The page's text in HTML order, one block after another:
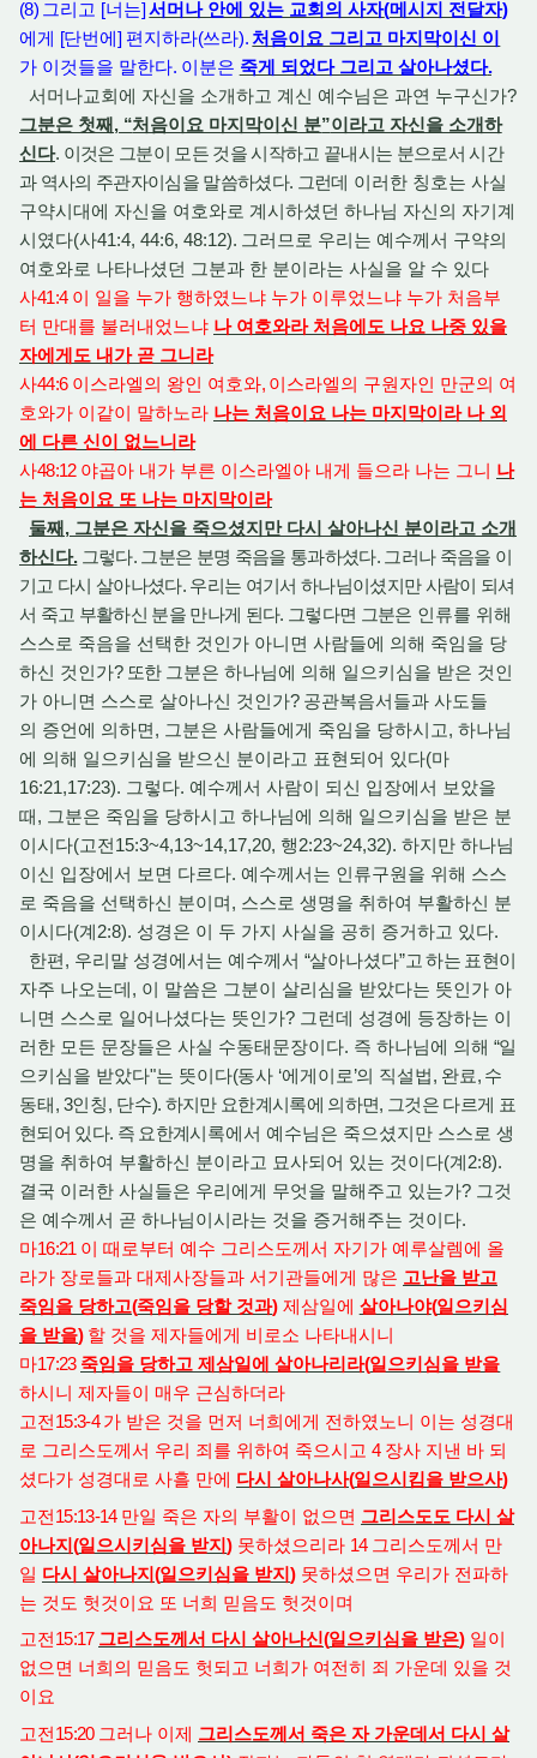
(8) 그리고 [너는]서머나 안에 있는 교회의 사자(메시지 전달자)
에게 [단번에] 편지하라(쓰라). 처음이요 그리고 마지막이신 이
가 이것들을 말한다. 이분은 죽게 되었다 그리고 살아나셨다.
서머나교회에 자신을 소개하고 계신 예수님은 과연 누구신가?
그분은 첫째, “처음이요 마지막이신 분”이라고 자신을 소개하
신다. 이것은 그분이 모든 것을 시작하고 끝내시는 분으로서 시간
과 역사의 주관자이심을 말씀하셨다. 그런데 이러한 칭호는 사실
구약시대에 자신을 여호와로 계시하셨던 하나님 자신의 자기계
시였다(사41:4, 44:6, 48:12). 그러므로 우리는 예수께서 구약의
여호와로 나타나셨던 그분과 한 분이라는 사실을 알 수 있다
사41:4 이 일을 누가 행하였느냐 누가 이루었느냐 누가 처음부
터 만대를 불러내었느냐 나 여호와라 처음에도 나요 나중 있을
자에게도 내가 곧 그니라
사44:6 이스라엘의 왕인 여호와, 이스라엘의 구원자인 만군의 여
호와가 이같이 말하노라 나는 처음이요 나는 마지막이라 나 외
에 다른 신이 없느니라
사48:12 야곱아 내가 부른 이스라엘아 내게 들으라 나는 그니 나
는 처음이요 또 나는 마지막이라
둘째, 그분은 자신을 죽으셨지만 다시 살아나신 분이라고 소개
하신다.그렇다. 그분은 분명 죽음을 통과하셨다. 그러나 죽음을 이
기고 다시 살아나셨다. 우리는 여기서 하나님이셨지만 사람이 되셔
서 죽고 부활하신 분을 만나게 된다. 그렇다면 그분은 인류를 위해
스스로 죽음을 선택한 것인가 아니면 사람들에 의해 죽임을 당
하신 것인가? 또한그분은 하나님에 의해 일으키심을 받은 것인
가 아니면 스스로 살아나신 것인가? 공관복음서들과 사도들
의 증언에 의하면, 그분은 사람들에게 죽임을 당하시고, 하나님
에 의해 일으키심을 받으신 분이라고 표현되어 있다(마
16:21,17:23). 그렇다. 예수께서 사람이 되신 입장에서 보았을
때, 그분은 죽임을 당하시고 하나님에 의해 일으키심을 받은 분
이시다(고전15:3~4,13~14,17,20, 행2:23~24,32). 하지만 하나님
이신 입장에서 보면 다르다. 예수께서는 인류구원을 위해 스스
로 죽음을 선택하신 분이며, 스스로 생명을 취하여 부활하신 분
이시다(계2:8). 성경은 이 두 가지 사실을 공히 증거하고 있다.
한편, 우리말 성경에서는 예수께서 “살아나셨다”고 하는 표현이
자주 나오는데, 이 말씀은 그분이 살리심을 받았다는 뜻인가 아
니면 스스로 일어나셨다는 뜻인가? 그런데 성경에 등장하는 이
러한 모든 문장들은 사실 수동태문장이다. 즉 하나님에 의해 “일
으키심을 받았다"는 뜻이다(동사 ‘에게이로’의 직설법, 완료, 수
동태, 3인칭, 단수). 하지만 요한계시록에 의하면, 그것은 다르게 표
현되어 있다. 즉 요한계시록에서 예수님은 죽으셨지만 스스로 생
명을 취하여 부활하신 분이라고 묘사되어 있는 것이다(계2:8).
결국 이러한 사실들은 우리에게 무엇을 말해주고 있는가? 그것
은 예수께서 곧 하나님이시라는 것을 증거해주는 것이다.
마16:21 이 때로부터 예수 그리스도께서 자기가 예루살렘에 올
라가 장로들과 대제사장들과 서기관들에게 많은 고난을 받고
죽임을 당하고(죽임을 당할 것과) 제삼일에 살아나야(일으키심
을 받을) 할 것을 제자들에게 비로소 나타내시니
마17:23 죽임을 당하고 제삼일에 살아나리라(일으키심을 받을
하시니 제자들이 매우 근심하더라
고전15:3-4가 받은 것을 먼저 너희에게 전하였노니 이는 성경대
로 그리스도께서 우리 죄를 위하여 죽으시고 4 장사 지낸 바 되
셨다가 성경대로 사흘 만에 다시 살아나사(일으시킴을 받으사)
고전15:13-14 만일 죽은 자의 부활이 없으면 그리스도도 다시 살
아나지(일으시키심을 받지) 못하셨으리라 14 그리스도께서 만
일 다시 살아나지(일으키심을 받지) 못하셨으면 우리가 전파하
는 것도 헛것이요 또 너희 믿음도 헛것이며
고전15:17 그리스도께서 다시 살아나신(일으키심을 받은) 일이
없으면 너희의 믿음도 헛되고 너희가 여전히 죄 가운데 있을 것
이요
고전15:20 그러나 이제 그리스도께서 죽은 자 가운데서 다시 살